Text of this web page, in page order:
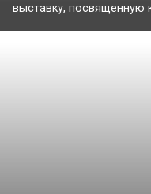
выставку, посвященную